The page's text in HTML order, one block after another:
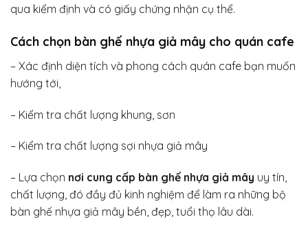
qua kiểm định và có giấy chứng nhận cụ thể.
Cách chọn bàn ghế nhựa giả mây cho quán cafe
– Xác định diện tích và phong cách quán cafe bạn muốn
hướng tới,
– Kiểm tra chất lượng khung, sơn
– Kiểm tra chất lượng sợi nhựa giả mây
– Lựa chọn nơi cung cấp bàn ghế nhựa giả mây uy tín,
chất lượng, đó đầy đủ kinh nghiệm để làm ra những bộ
bàn ghế nhựa giả mây bền, đẹp, tuổi thọ lâu dài.